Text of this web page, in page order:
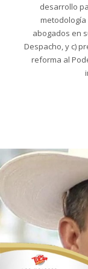
desarrollo
metodología
abogados en
Despacho, y c)
reforma al